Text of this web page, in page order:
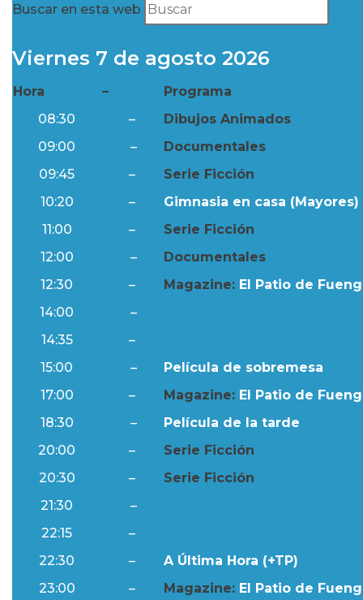
Buscar en esta web
Viernes 7 de agosto 2026
Hora –
Programa
08:30
–
Dibujos Animados
09:00
–
Documentales
09:45
–
Serie Ficción
10:20
–
Gimnasia en casa (Mayores)
11:00
–
Serie Ficción
12:00
–
Documentales
12:30
– Magazine: El Patio de
14:00
–
14:35
–
15:00
–
Película de sobremesa
17:00
– Magazine: El Patio de
18:30
–
Película de la tarde
20:00
–
Serie Ficción
20:30
–
Serie Ficción
21:30
–
22:15
–
22:30
–
A Última Hora (+TP)
23:00
– Magazine: El Patio de